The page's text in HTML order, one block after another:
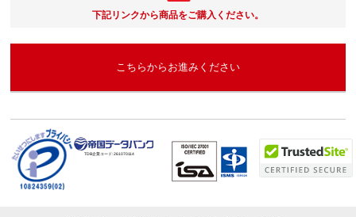
下記リンクから商品をご購入ください。
こちらからお進みください
TDB企業コード:261070114